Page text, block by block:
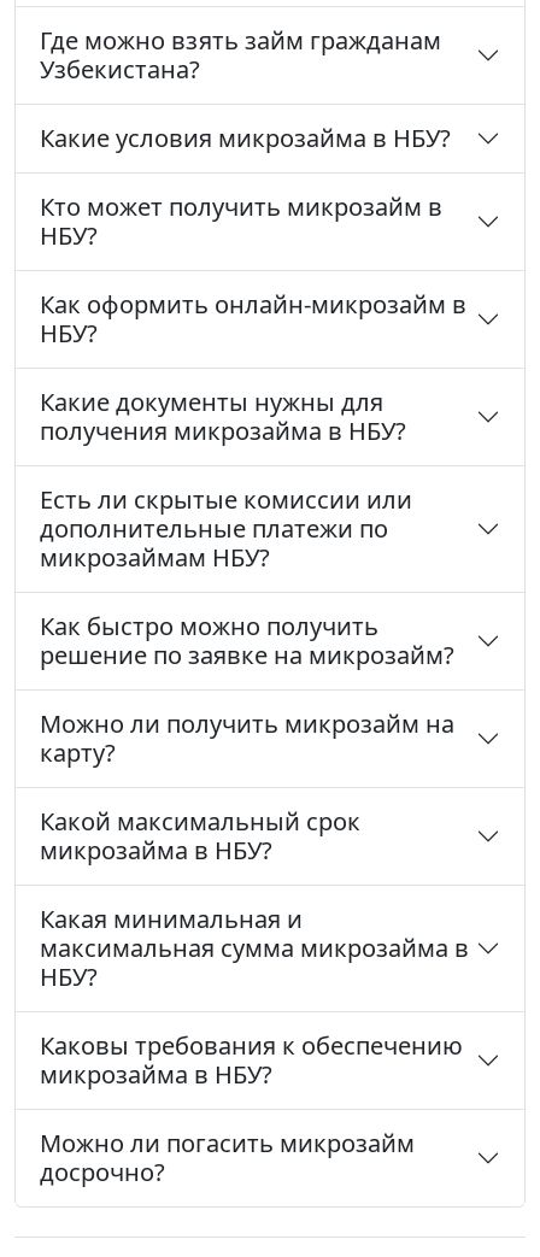
Где можно взять займ гражданам
Узбекистана?
Какие условия микрозайма в НБУ?
Кто может получить микрозайм в
НБУ?
Как оформить онлайн-микрозайм в
НБУ?
Какие документы нужны для
получения микрозайма в НБУ?
Есть ли скрытые комиссии или
дополнительные платежи по
микрозаймам НБУ?
Как быстро можно получить
решение по заявке на микрозайм?
Можно ли получить микрозайм на
карту?
Какой максимальный срок
микрозайма в НБУ?
Какая минимальная и
максимальная сумма микрозайма в
НБУ?
Каковы требования к обеспечению
микрозайма в НБУ?
Можно ли погасить микрозайм
досрочно?